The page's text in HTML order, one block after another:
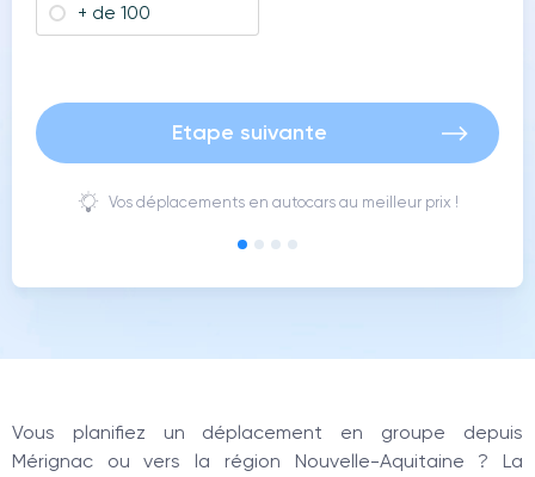
+ de 100
Etape suivante
Vos déplacements en autocars au meilleur prix !
Vous planifiez un déplacement en groupe depuis
Mérignac ou vers la région Nouvelle-Aquitaine ? La